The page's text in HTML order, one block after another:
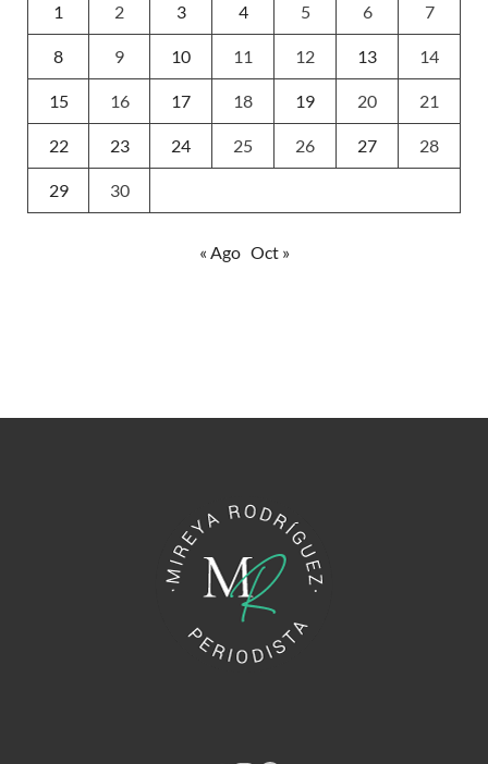
1 2 3 4 5 6 7
8 9 10 11 12 13 14
15 16 17 18 19 20 21
22 23 24 25 26 27 28
29 30
« Ago Oct »